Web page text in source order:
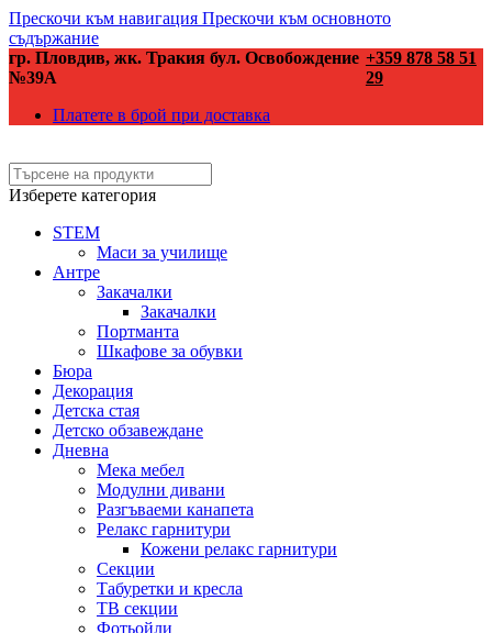
Прескочи към навигация Прескочи към основното
съдържание
гр. Пловдив, жк. Тракия бул. Освобождение
№39А
+359 878 58 51
29
Платете в брой при доставка
Изберете категория
STEM
Маси за училище
Антре
Закачалки
Закачалки
Портманта
Шкафове за обувки
Бюра
Декорация
Детска стая
Детско обзавеждане
Дневна
Мека мебел
Модулни дивани
Разгъваеми канапета
Релакс гарнитури
Кожени релакс гарнитури
Секции
Табуретки и кресла
ТВ секции
Фотьойли